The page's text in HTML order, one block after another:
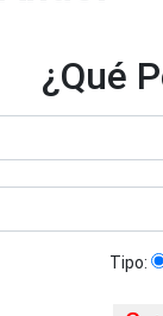
¿Qué
Tipo: